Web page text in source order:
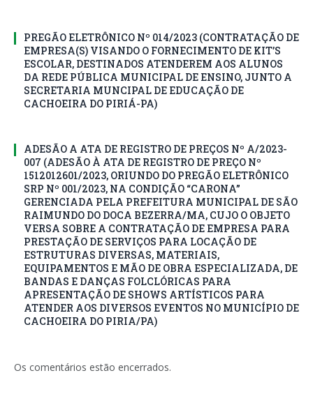
PREGÃO ELETRÔNICO Nº 014/2023 (CONTRATAÇÃO DE
EMPRESA(S) VISANDO O FORNECIMENTO DE KIT’S
ESCOLAR, DESTINADOS ATENDEREM AOS ALUNOS
DA REDE PÚBLICA MUNICIPAL DE ENSINO, JUNTO A
SECRETARIA MUNCIPAL DE EDUCAÇÃO DE
CACHOEIRA DO PIRIÁ-PA)
ADESÃO A ATA DE REGISTRO DE PREÇOS Nº A/2023-
007 (ADESÃO À ATA DE REGISTRO DE PREÇO Nº
1512012601/2023, ORIUNDO DO PREGÃO ELETRÔNICO
SRP Nº 001/2023, NA CONDIÇÃO “CARONA”
GERENCIADA PELA PREFEITURA MUNICIPAL DE SÃO
RAIMUNDO DO DOCA BEZERRA/MA, CUJO O OBJETO
VERSA SOBRE A CONTRATAÇÃO DE EMPRESA PARA
PRESTAÇÃO DE SERVIÇOS PARA LOCAÇÃO DE
ESTRUTURAS DIVERSAS, MATERIAIS,
EQUIPAMENTOS E MÃO DE OBRA ESPECIALIZADA, DE
BANDAS E DANÇAS FOLCLÓRICAS PARA
APRESENTAÇÃO DE SHOWS ARTÍSTICOS PARA
ATENDER AOS DIVERSOS EVENTOS NO MUNICÍPIO DE
CACHOEIRA DO PIRIA/PA)
Os comentários estão encerrados.